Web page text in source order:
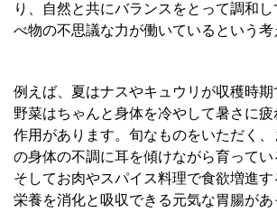
り、自然と共にバランスをとって調和
べ物の不思議な力が働いているという考
例えば、夏はナスやキュウリが収穫時
野菜はちゃんと身体を冷やして暑さに
作用があります。旬なものをいただく
の身体の不調に耳を傾けながら育ってい
そしてお肉やスパイス料理で食欲増進す
栄養を消化と吸収できる元気な胃腸が